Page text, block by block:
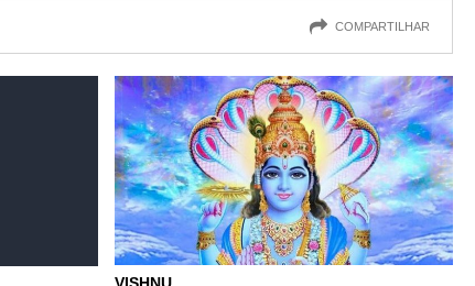
COMPARTILHAR